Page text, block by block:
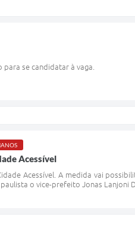
se candidatar à vaga.
Acessível
Acessível. A medida vai
o vice-prefeito Jonas Lanjoni